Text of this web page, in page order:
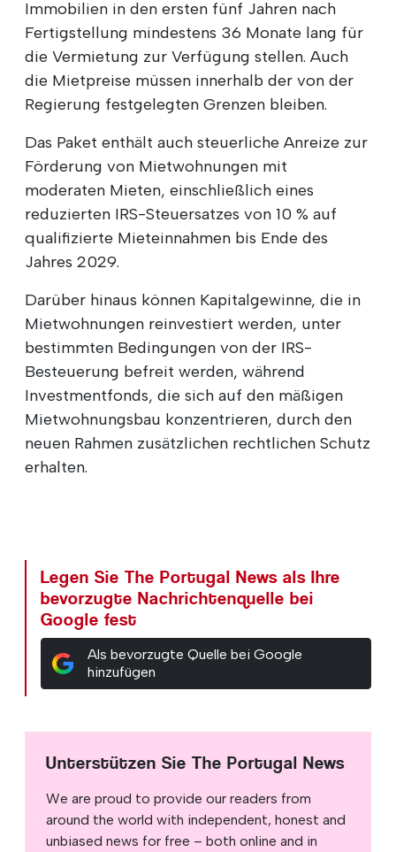
Immobilien in den ersten fünf Jahren nach
Fertigstellung mindestens 36 Monate lang für
die Vermietung zur Verfügung stellen. Auch
die Mietpreise müssen innerhalb der von der
Regierung festgelegten Grenzen bleiben.
Das Paket enthält auch steuerliche Anreize zur
Förderung von Mietwohnungen mit
moderaten Mieten, einschließlich eines
reduzierten IRS-Steuersatzes von 10 % auf
qualifizierte Mieteinnahmen bis Ende des
Jahres 2029.
Darüber hinaus können Kapitalgewinne, die in
Mietwohnungen reinvestiert werden, unter
bestimmten Bedingungen von der IRS-
Besteuerung befreit werden, während
Investmentfonds, die sich auf den mäßigen
Mietwohnungsbau konzentrieren, durch den
neuen Rahmen zusätzlichen rechtlichen Schutz
erhalten.
Legen Sie The Portugal News als Ihre
bevorzugte Nachrichtenquelle bei
Google fest
Als bevorzugte Quelle bei Google
hinzufügen
Unterstützen Sie The Portugal News
We are proud to provide our readers from
around the world with independent, honest and
unbiased news for free – both online and in